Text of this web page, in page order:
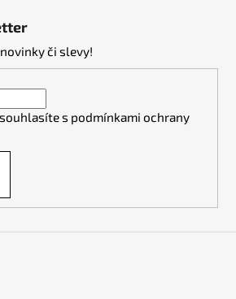
či slevy!
s podmínkami ochrany